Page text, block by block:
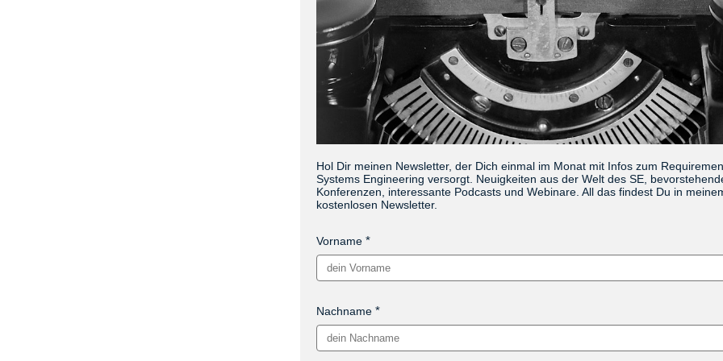
Hol Dir meinen Newsletter, der Dich einmal im Monat mit Infos zum
Systems Engineering versorgt. Neuigkeiten aus der Welt des SE,
Konferenzen, interessante Podcasts und Webinare. All das findest Du in
kostenlosen Newsletter.
Vorname
Nachname